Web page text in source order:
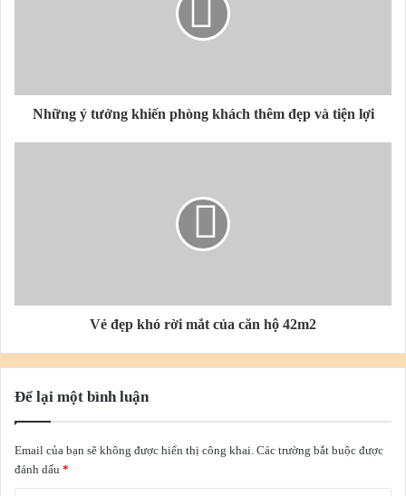
Hệ tủ trong phòng của bé nối tiếp nhau và đều đụng trền, giúp
lưu trữ được nhiều
Những ý tưởng khiến phòng khách thêm đẹp và tiện lợi
Vẻ đẹp khó rời mắt của căn hộ 42m2
Để lại một bình luận
Email của bạn sẽ không được hiển thị công khai. Các trường bắt buộc được
đánh dấu *